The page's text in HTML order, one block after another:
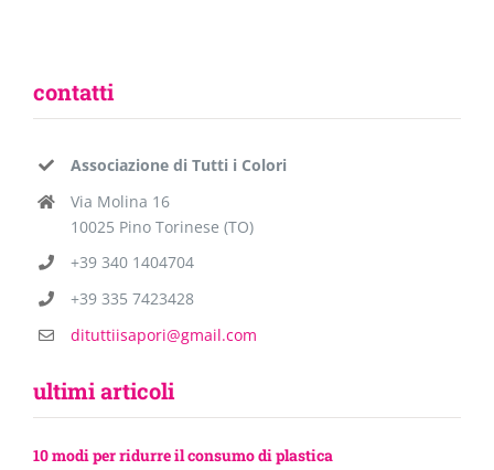
contatti
Associazione di Tutti i Colori
Via Molina 16
10025 Pino Torinese (TO)
+39 340 1404704
+39 335 7423428
dituttiisapori@gmail.com
ultimi articoli
10 modi per ridurre il consumo di plastica